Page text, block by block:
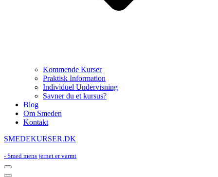
Kommende Kurser
Praktisk Information
Individuel Undervisning
Savner du et kursus?
Blog
Om Smeden
Kontakt
SMEDEKURSER.DK
- Smed mens jernet er varmt
Navigation